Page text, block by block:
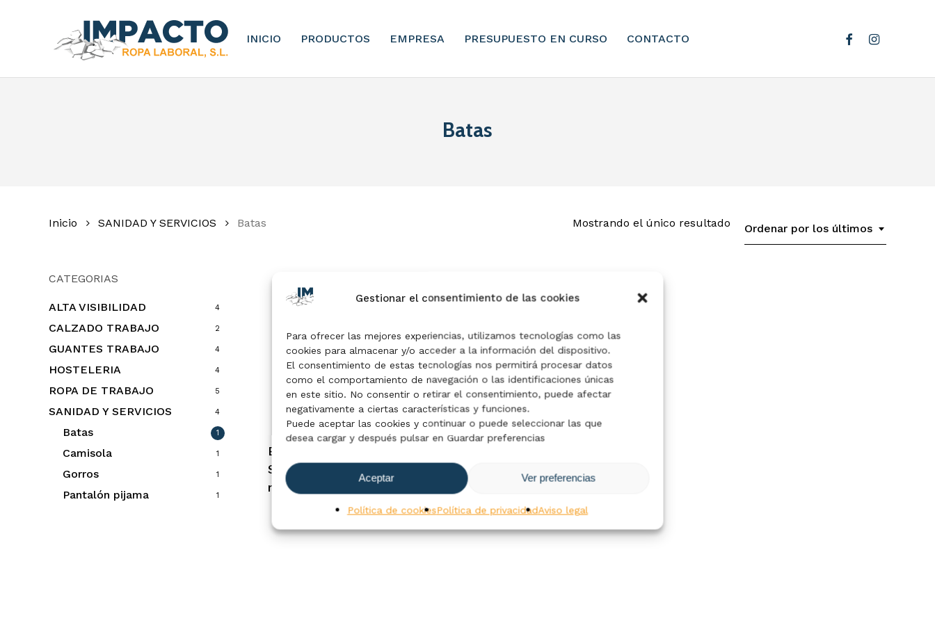
Gestionar el consentimiento de las cookies
Para ofrecer las mejores experiencias, utilizamos tecnologías como las
cookies para almacenar y/o acceder a la información del dispositivo.
El consentimiento de estas tecnologías nos permitirá procesar datos
como el comportamiento de navegación o las identificaciones únicas
en este sitio. No consentir o retirar el consentimiento, puede afectar
negativamente a ciertas características y funciones.
Puede aceptar las cookies y continuar o puede seleccionar las que
desea cargar y después pulsar en Guardar preferencias
Aceptar Ver preferencias
Política de cookiesPolítica de privacidadAviso legal
INICIO PRODUCTOS EMPRESA PRESUPUESTO EN CURSO CONTACTO facebookinstagram
Batas
Ordenar por los últimos
Mostrando el único resultado
Inicio SANIDAD Y SERVICIOS Batas
CATEGORIAS
ALTA VISIBILIDAD 4
CALZADO TRABAJO 2
GUANTES TRABAJO 4
HOSTELERIA 4
ROPA DE TRABAJO 5
SANIDAD Y SERVICIOS 4
Batas 1
Camisola 1
Gorros 1
Pantalón pijama 1
Seleccionar Opciones
Bata Sanidad Blanca
Stretch Hombre Velilla
mod. 539008S